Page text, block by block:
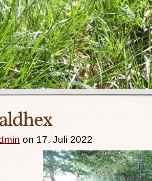
on 17. Juli 2022